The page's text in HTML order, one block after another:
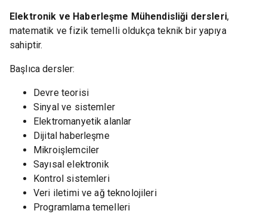
Elektronik ve Haberleşme Mühendisliği dersleri,
matematik ve fizik temelli oldukça teknik bir yapıya
sahiptir.
Başlıca dersler:
Devre teorisi
Sinyal ve sistemler
Elektromanyetik alanlar
Dijital haberleşme
Mikroişlemciler
Sayısal elektronik
Kontrol sistemleri
Veri iletimi ve ağ teknolojileri
Programlama temelleri